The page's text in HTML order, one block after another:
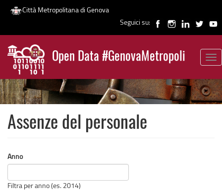
Salta
contenuto
principale
Città Metropolitana di Genova
Seguici su:
Open Data #GenovaMetropoli
News
Assenze del personale
Anno
Filtra per anno (es. 2014)